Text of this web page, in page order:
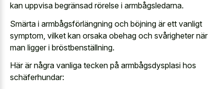
kan uppvisa begränsad rörelse i armbågsledarna.
Smärta i armbågsförlängning och böjning är ett vanligt
symptom, vilket kan orsaka obehag och svårigheter när
man ligger i bröstbenställning.
Här är några vanliga tecken på armbågsdysplasi hos
schäferhundar: